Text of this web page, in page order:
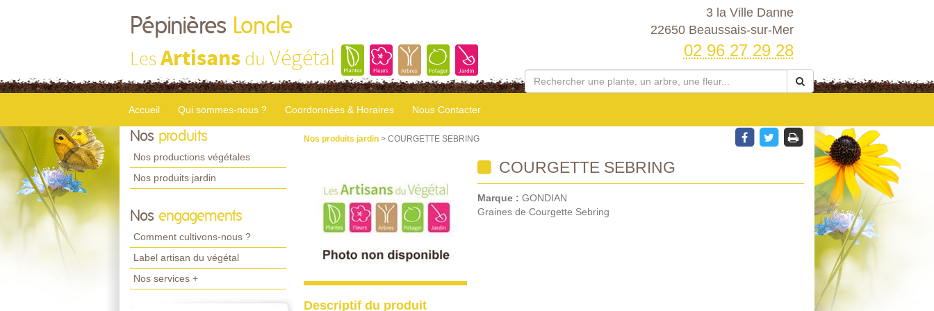
Pépinières Loncle
LesArtisans du Végétal
3 la Ville Danne
22650 Beaussais-sur-Mer
02 96 27 29 28
Accueil Qui sommes-nous ? Coordonnées & Horaires Nous Contacter
Nos produits
Nos productions végétales
Nos produits jardin
Nos engagements
Comment cultivons-nous ?
Label artisan du végétal
Nos services +
Nos produits jardin > COURGETTE SEBRING
COURGETTE SEBRING
Marque : GONDIAN
Graines de Courgette Sebring
Descriptif du produit